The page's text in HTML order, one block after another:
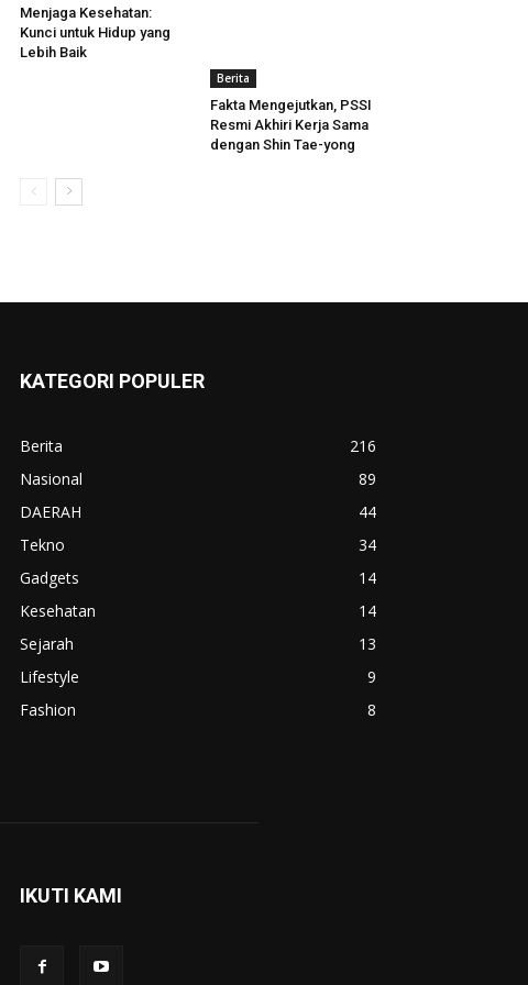
Menjaga Kesehatan:
Kunci untuk Hidup yang
Lebih Baik
Berita
Fakta Mengejutkan, PSSI
Resmi Akhiri Kerja Sama
dengan Shin Tae-yong
KATEGORI POPULER
Berita
216
Nasional
89
DAERAH
44
Tekno
34
Gadgets
14
Kesehatan
14
Sejarah
13
Lifestyle
9
Fashion
8
IKUTI KAMI